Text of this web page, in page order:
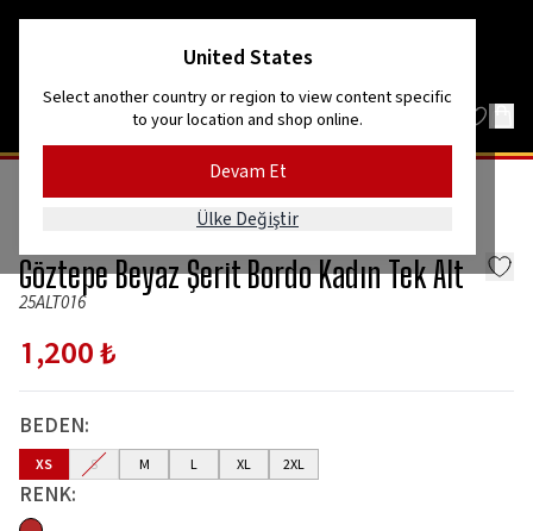
United States
Select another country or region to view content specific
to your location and shop online.
Devam Et
Ülke Değiştir
GİYİM ALT GİYİM
Göztepe Beyaz Şerit Bordo Kadın Tek Alt
25ALT016
1,200 ₺
BEDEN:
XS S M L XL 2XL
RENK: